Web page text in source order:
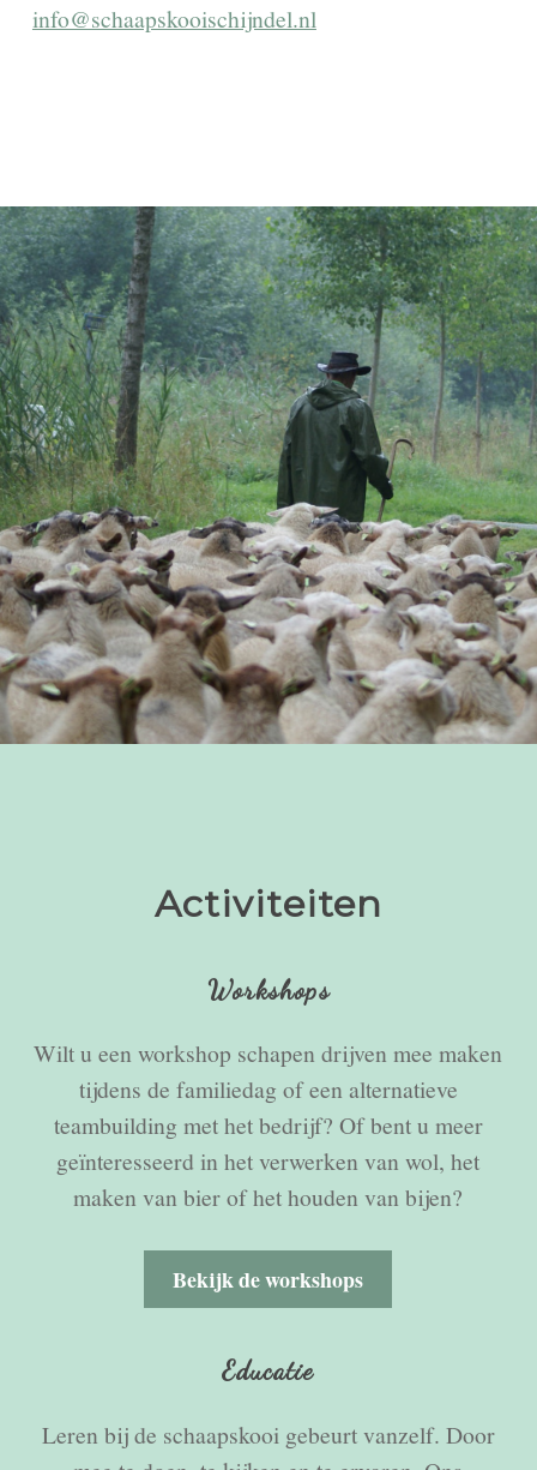
info@schaapskooischijndel.nl
Activiteiten
Workshops
Wilt u een workshop schapen drijven mee maken
tijdens de familiedag of een alternatieve
teambuilding met het bedrijf? Of bent u meer
geïnteresseerd in het verwerken van wol, het
maken van bier of het houden van bijen?
Bekijk de workshops
Educatie
Leren bij de schaapskooi gebeurt vanzelf. Door